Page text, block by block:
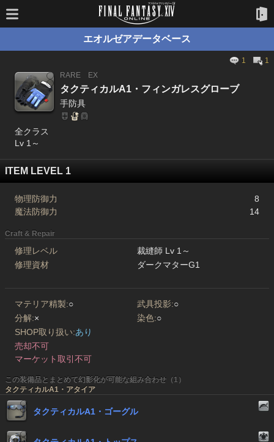
エオルゼアデータベース
1
1
RARE
EX
タクティカルA1・フィンガレスグローブ
手防具
全クラス
Lv 1～
ITEM LEVEL 1
物理防御力
8
魔法防御力
14
Craft & Repair
修理レベル
裁縫師 Lv 1～
修理資材
ダークマターG1
マテリア精製:○ 武具投影:○
分解:× 染色:○
SHOP取り扱い:あり
売却不可
マーケット取引不可
この装備品とまとめて幻影化が可能な組み合わせ（1）
タクティカルA1・アタイア
タクティカルA1・ゴーグル